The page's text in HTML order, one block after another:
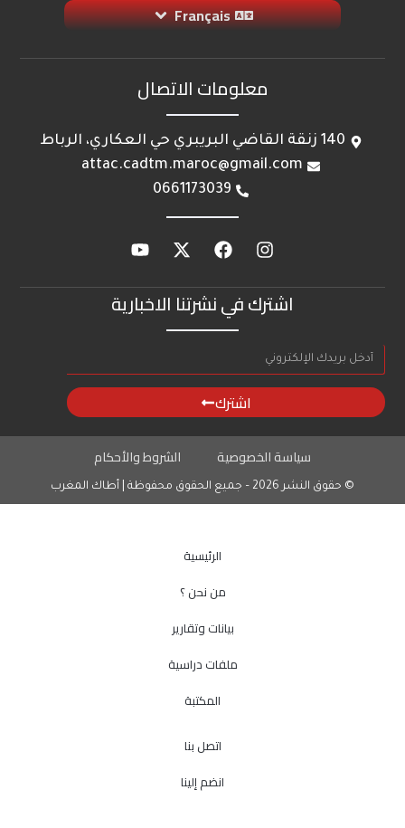
اشترك في نشرتنا الاخبارية
اشترك
معلومات الاتصال
140 زنقة القاضي البريبري حي العكاري، الرباط
attac.cadtm.maroc@gmail.com
0661173039
Français
© حقوق النشر 2026 – جميع الحقوق محفوظة | أطاك المغرب
سياسة الخصوصية الشروط والأحكام
الرئيسية
من نحن ؟
بيانات وتقارير
ملفات دراسية
المكتبة
اتصل بنا
انضم إلينا